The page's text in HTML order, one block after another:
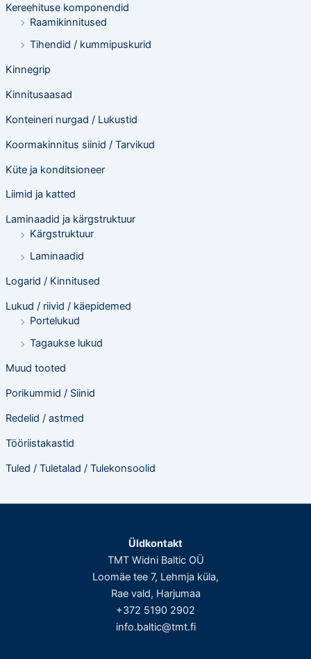
Kereehituse komponendid
Raamikinnitused
Tihendid / kummipuskurid
Kinnegrip
Kinnitusaasad
Konteineri nurgad / Lukustid
Koormakinnitus siinid / Tarvikud
Küte ja konditsioneer
Liimid ja katted
Laminaadid ja kärgstruktuur
Kärgstruktuur
Laminaadid
Logarid / Kinnitused
Lukud / riivid / käepidemed
Portelukud
Tagaukse lukud
Muud tooted
Porikummid / Siinid
Redelid / astmed
Tööriistakastid
Tuled / Tuletalad / Tulekonsoolid
Üldkontakt
TMT Widni Baltic OÜ
Loomäe tee 7, Lehmja küla,
Rae vald, Harjumaa
+372 5190 2902
info.baltic@tmt.fi